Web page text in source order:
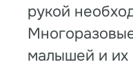
рукой
малышей и их